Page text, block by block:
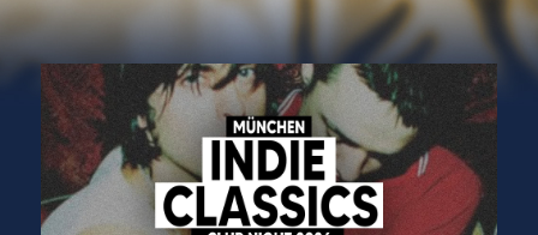
Deutsch